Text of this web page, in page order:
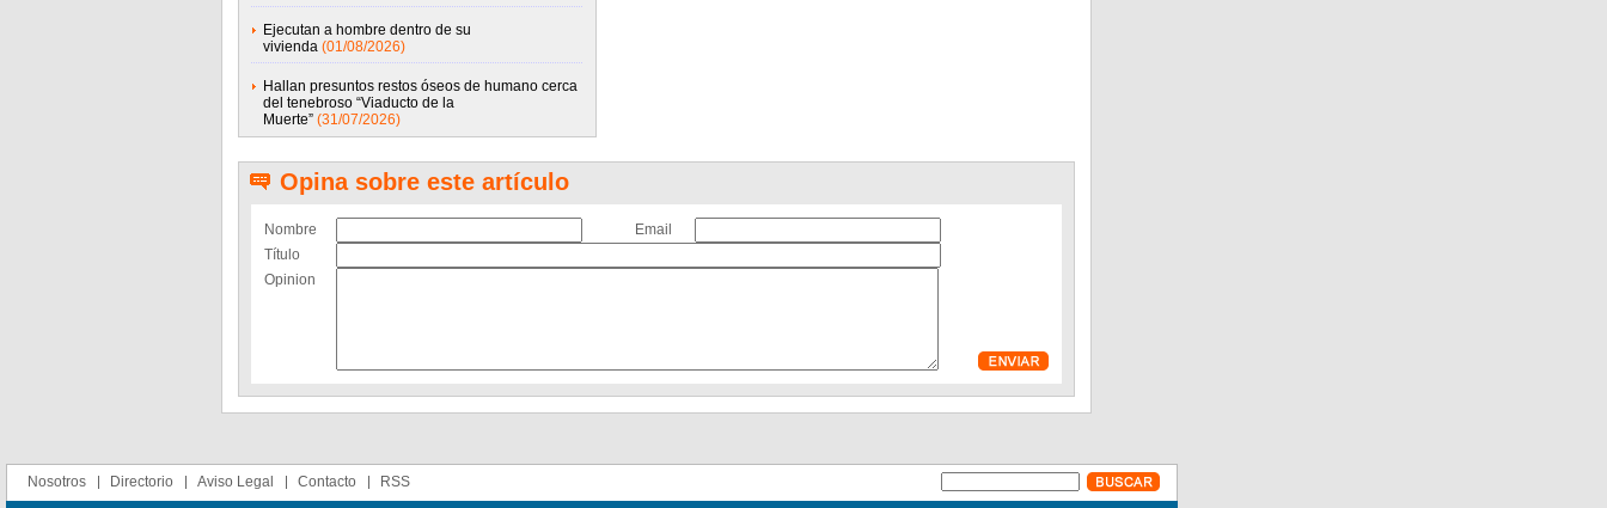
Ejecutan a hombre dentro de su
vivienda (01/08/2026)
Hallan presuntos restos óseos de humano cerca
del tenebroso “Viaducto de la
Muerte” (31/07/2026)
Opina sobre este artículo
Nombre
Email
Título
Opinion
Nosotros Directorio Aviso Legal Contacto RSS